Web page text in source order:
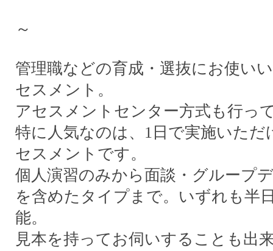
～
管理職などの育成・選抜にお使い
セスメント。
アセスメントセンター方式も行っ
特に人気なのは、1日で実施いただ
セスメントです。
個人演習のみから面談・グループ
を含めたタイプまで。いずれも半
能。
見本を持ってお伺いすることも出